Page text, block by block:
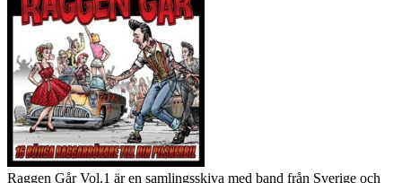
Raggen Går Vol.1 är en samlingsskiva med band från Sverige och